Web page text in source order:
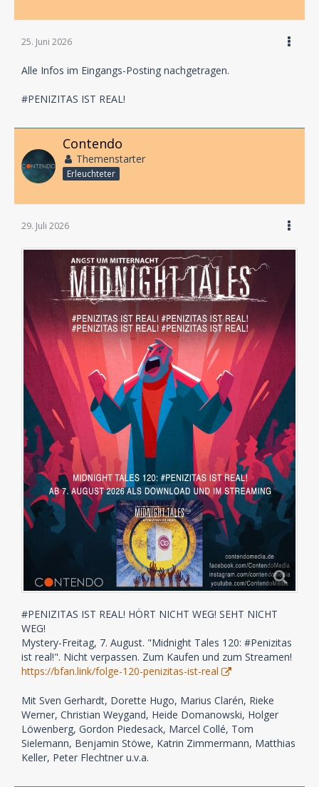
25. Juni 2026
Alle Infos im Eingangs-Posting nachgetragen.
#PENIZITAS IST REAL!
Contendo
Themenstarter
Erleuchteter
29. Juli 2026
#PENIZITAS IST REAL! HÖRT NICHT WEG! SEHT NICHT
WEG!
Mystery-Freitag, 7. August. "Midnight Tales 120: #Penizitas
ist real!". Nicht verpassen. Zum Kaufen und zum Streamen!
https://bfan.link/folge-120-penizitas-ist-real
Mit Sven Gerhardt, Dorette Hugo, Marius Clarén, Rieke
Werner, Christian Weygand, Heide Domanowski, Holger
Löwenberg, Gordon Piedesack, Marcel Collé, Tom
Sielemann, Benjamin Stöwe, Katrin Zimmermann, Matthias
Keller, Peter Flechtner u.v.a.